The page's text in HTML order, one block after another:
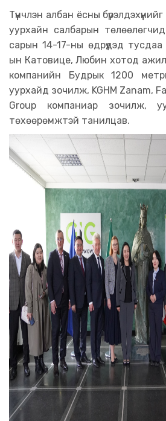
Түүнчлэн албан ёсны
уурхайн салбарын
сарын 14-17-ны өдрүүдэд
ын Катовице, Любин хотод
компанийн Будрык 1200
уурхайд зочилж, KGHM Zanam,
Group компаниар зочилж,
төхөөрөмжтэй танилцав.